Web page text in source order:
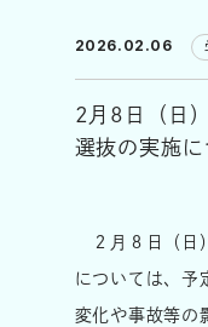
2026.02.06
2月8日（日
選抜の実施に
２月８日（日
については、予
変化や事故等の